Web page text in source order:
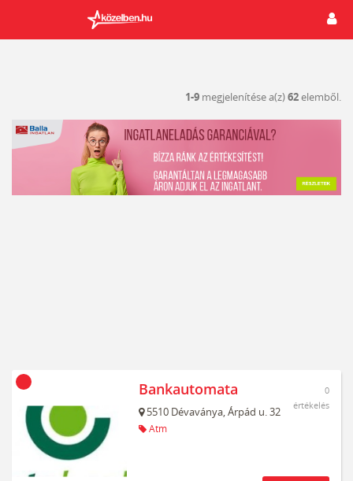
1-9 megjelenítése a(z)62elemből.
Bankautomata
5510 Dévaványa,Árpád u. 32
Atm
0
értékelés